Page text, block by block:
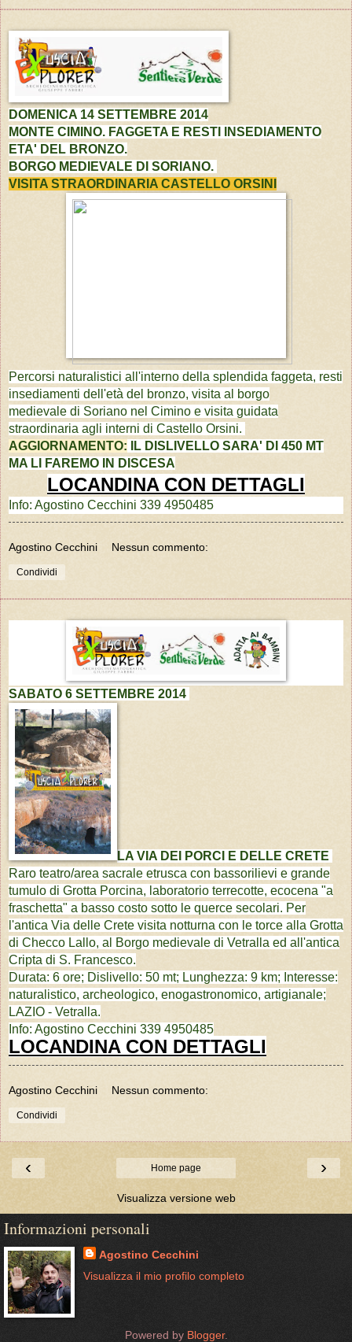
DOMENICA 14 SETTEMBRE 2014
MONTE CIMINO. FAGGETA E RESTI INSEDIAMENTO
ETA' DEL BRONZO.
BORGO MEDIEVALE DI SORIANO.
VISITA STRAORDINARIA CASTELLO ORSINI
Percorsi naturalistici all'interno della splendida faggeta, resti
insediamenti dell'età del bronzo, visita al borgo
medievale di Soriano nel Cimino e visita guidata
straordinaria agli interni di Castello Orsini.
AGGIORNAMENTO: IL DISLIVELLO SARA' DI 450 MT
MA LI FAREMO IN DISCESA
LOCANDINA CON DETTAGLI
Info: Agostino Cecchini 339 4950485
Agostino Cecchini Nessun commento:
Condividi
SABATO 6 SETTEMBRE 2014
LA VIA DEI PORCI E DELLE CRETE
Raro teatro/area sacrale etrusca con bassorilievi e grande
tumulo di Grotta Porcina, laboratorio terrecotte, ecocena "a
fraschetta" a basso costo sotto le querce secolari. Per
l'antica Via delle Crete visita notturna con le torce alla Grotta
di Checco Lallo, al Borgo medievale di Vetralla ed all'antica
Cripta di S. Francesco.
Durata: 6 ore; Dislivello: 50 mt; Lunghezza: 9 km; Interesse:
naturalistico, archeologico, enogastronomico, artigianale;
LAZIO - Vetralla.
Info: Agostino Cecchini 339 4950485
LOCANDINA CON DETTAGLI
Agostino Cecchini Nessun commento:
Condividi
‹ ›
Home page
Visualizza versione web
Informazioni personali
Agostino Cecchini
Visualizza il mio profilo completo
Powered by Blogger.